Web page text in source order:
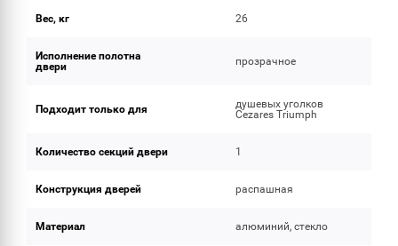
Вес, кг 26
Исполнение полотна
двери
прозрачное
Подходит только для
душевых уголков
Cezares Triumph
Количество секций двери 1
Конструкция дверей распашная
Материал алюминий, стекло